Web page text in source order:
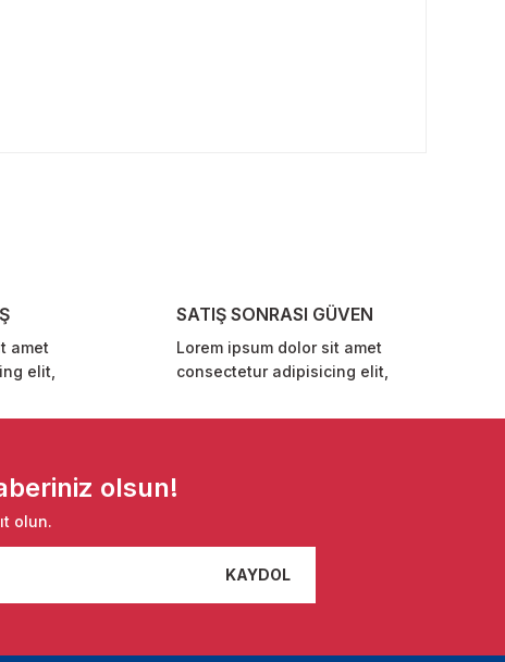
amet
elit,
SATIŞ SONRASI GÜVEN
Lorem ipsum dolor sit amet
consectetur adipisicing elit,
olsun!
olun.
KAYDOL